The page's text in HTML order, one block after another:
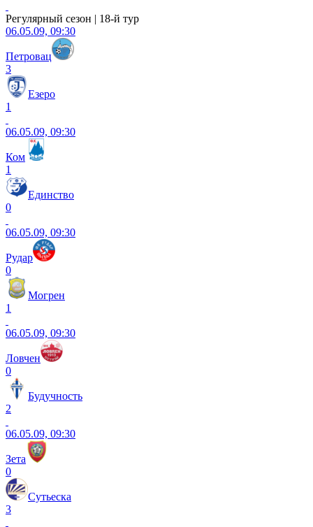
Регулярный сезон | 18-й тур
06.05.09, 09:30
Петровац
3
Езеро
1
06.05.09, 09:30
Ком
1
Единство
0
06.05.09, 09:30
Рудар
0
Могрен
1
06.05.09, 09:30
Ловчен
0
Будучность
2
06.05.09, 09:30
Зета
0
Сутьеска
3